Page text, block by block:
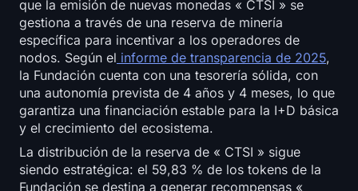
que la emisión de nuevas monedas « CTSI » se
gestiona a través de una reserva de minería
específica para incentivar a los operadores de
nodos. Según el informe de transparencia de 2025,
la Fundación cuenta con una tesorería sólida, con
una autonomía prevista de 4 años y 4 meses, lo que
garantiza una financiación estable para la I+D básica
y el crecimiento del ecosistema.
La distribución de la reserva de « CTSI » sigue
siendo estratégica: el 59,83 % de los tokens de la
Fundación se destina a generar recompensas «